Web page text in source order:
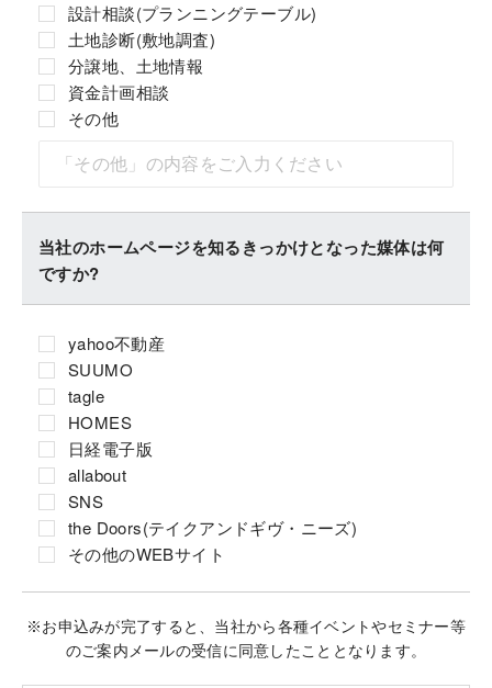
設計相談(プランニングテーブル)
土地診断(敷地調査)
分譲地、土地情報
資金計画相談
その他
当社のホームページを知るきっかけとなった媒体は何
ですか?
yahoo不動産
SUUMO
tagle
HOMES
日経電子版
allabout
SNS
the Doors(テイクアンドギヴ・ニーズ)
その他のWEBサイト
※お申込みが完了すると、当社から各種イベントやセミナー等
のご案内メールの受信に同意したこととなります。